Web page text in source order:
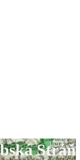
Stráň